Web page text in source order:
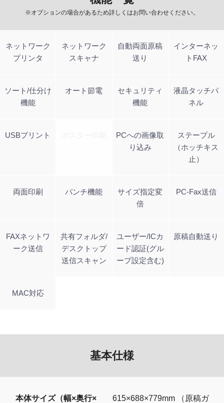
※オプションの場合があるため詳しくはお問い合わせください。
ネットワーク
プリンタ
ネットワーク
スキャナ
自動両面原稿
送り
インターネッ
トFAX
ソート/仕分け
機能
オート節電
セキュリティ
機能
液晶タッチパ
ネル
USBプリント
PCへの画像取
り込み
ステープル
（ホッチキス
止）
両面印刷 パンチ機能
サイズ指定変
倍
PC-Fax送信
FAXネットワ
ーク送信
共有フォルダ/
デスクトップ
送信スキャン
ユーザー/ICカ
ード認証(グル
ープ設定含む)
原稿自動送り
MAC対応
基本仕様
本体サイズ（幅×奥行×
615×688×779mm （原稿ガ